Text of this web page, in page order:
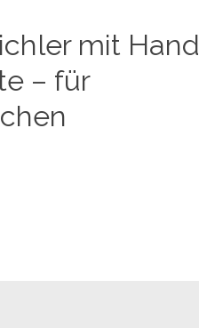
mit Hand
– für